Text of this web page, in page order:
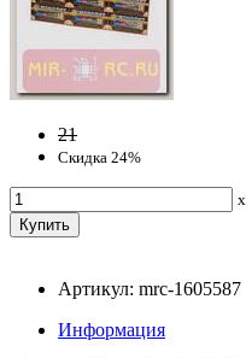
21
Скидка 24%
x
Артикул: mrc-1605587
Информация